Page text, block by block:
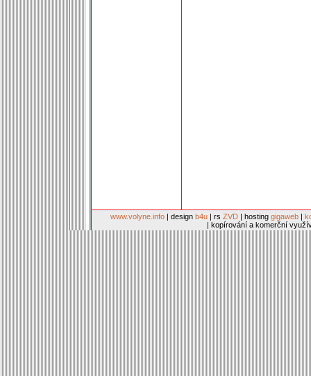
www.volyne.info | design b4u | rs ZVD | hosting gigaweb |
| kopírování a komerční